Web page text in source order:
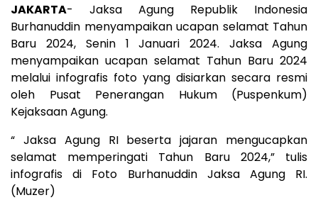
JAKARTA- Jaksa Agung Republik Indonesia
Burhanuddin menyampaikan ucapan selamat Tahun
Baru 2024, Senin 1 Januari 2024. Jaksa Agung
menyampaikan ucapan selamat Tahun Baru 2024
melalui infografis foto yang disiarkan secara resmi
oleh Pusat Penerangan Hukum (Puspenkum)
Kejaksaan Agung.
“ Jaksa Agung RI beserta jajaran mengucapkan
selamat memperingati Tahun Baru 2024,” tulis
infografis di Foto Burhanuddin Jaksa Agung RI.
(Muzer)